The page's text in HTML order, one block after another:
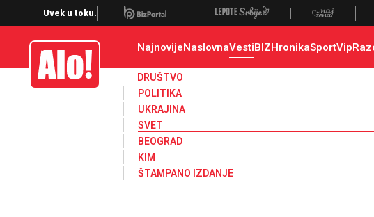
Svet, Ruske vesti, Planeta, Region
Uvek u toku.
Alo NajnovijeNaslovnaVestiBIZHronikaSportVip
DRUŠTVO
POLITIKA
UKRAJINA
SVET
BEOGRAD
KIM
ŠTAMPANO IZDANJE